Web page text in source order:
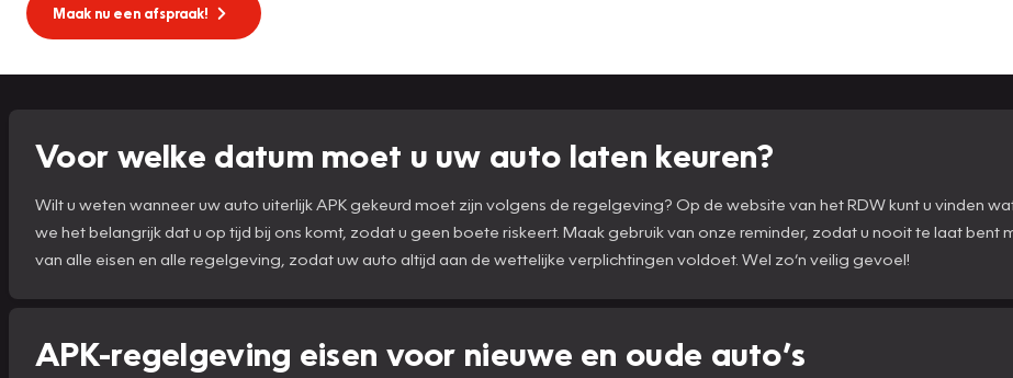
Maak nu een afspraak!
Voor welke datum moet u uw auto laten keuren?
Wilt u weten wanneer uw auto uiterlijk APK gekeurd moet zijn volgens de regelgeving? Op de website van het RDW kunt u vinden
we het belangrijk dat u op tijd bij ons komt, zodat u geen boete riskeert. Maak gebruik van onze reminder, zodat u nooit te laat bent
van alle eisen en alle regelgeving, zodat uw auto altijd aan de wettelijke verplichtingen voldoet. Wel zo’n veilig gevoel!
APK-regelgeving eisen voor nieuwe en oude auto’s